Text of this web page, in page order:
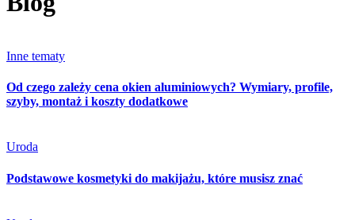
Categories
Inne tematy
Od czego zależy cena okien aluminiowych? Wymiary, profile,
szyby, montaż i koszty dodatkowe
Categories
Uroda
Podstawowe kosmetyki do makijażu, które musisz znać